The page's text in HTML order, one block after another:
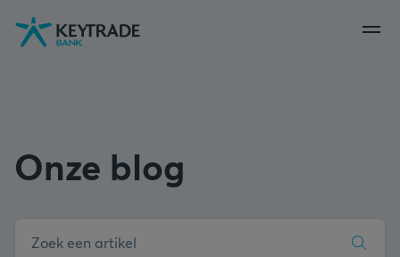
Naar
navigatie
Naar
aanmelden
Naar
inhoud
Onze blog